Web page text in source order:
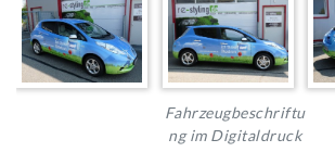
Fahrzeugbeschriftu
ng im Digitaldruck